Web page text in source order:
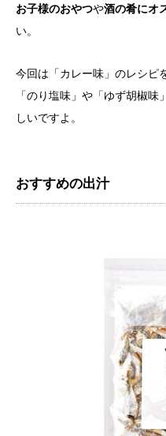
お子様のおやつや酒の肴にオ
い。
今回は「カレー味」のレシピ
「のり塩味」や「ゆず胡椒味
しいですよ。
おすすめの出汁